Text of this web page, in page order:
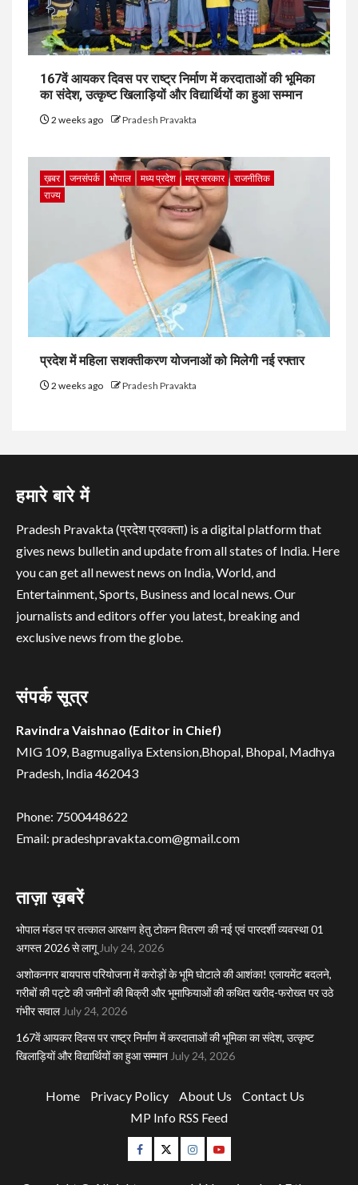
167वें आयकर दिवस पर राष्ट्र निर्माण में करदाताओं की भूमिका
का संदेश, उत्कृष्ट खिलाड़ियों और विद्यार्थियों का हुआ सम्मान
2 weeks ago Pradesh Pravakta
ख़बर जनसंपर्क भोपाल मध्य प्रदेश मप्र सरकार
राजनीतिक
राज्य
प्रदेश में महिला सशक्तीकरण योजनाओं को मिलेगी नई रफ्तार
2 weeks ago Pradesh Pravakta
हमारे बारे में
Pradesh Pravakta (प्रदेश प्रवक्ता) is a digital platform that
gives news bulletin and update from all states of India. Here
you can get all newest news on India, World, and
Entertainment, Sports, Business and local news. Our
journalists and editors offer you latest, breaking and
exclusive news from the globe.
संपर्क सूत्र
Ravindra Vaishnao (Editor in Chief)
MIG 109, Bagmugaliya Extension,Bhopal, Bhopal, Madhya
Pradesh, India 462043
Phone: 7500448622
Email: pradeshpravakta.com@gmail.com
ताज़ा ख़बरें
भोपाल मंडल पर तत्काल आरक्षण हेतु टोकन वितरण की नई एवं पारदर्शी व्यवस्था 01
अगस्त 2026 से लागू July 24, 2026
अशोकनगर बायपास परियोजना में करोड़ों के भूमि घोटाले की आशंका! एलायमेंट बदलने,
गरीबों की पट्टे की जमीनों की बिक्री और भूमाफियाओं की कथित खरीद-फरोख्त पर उठे
गंभीर सवाल July 24, 2026
167वें आयकर दिवस पर राष्ट्र निर्माण में करदाताओं की भूमिका का संदेश, उत्कृष्ट
खिलाड़ियों और विद्यार्थियों का हुआ सम्मान July 24, 2026
Home Privacy Policy About Us
Contact Us
MP Info RSS Feed
Facebook
TwitterInstagram
Youtube